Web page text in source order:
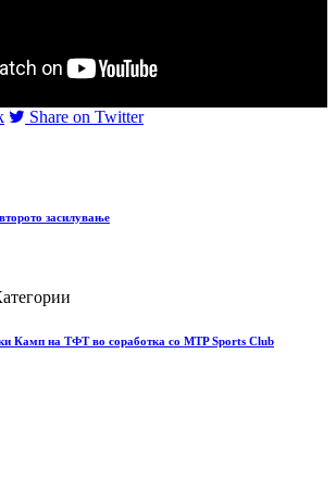
Share on Twitter
засилување
Камп на ТФТ во соработка со MTP Sports Club